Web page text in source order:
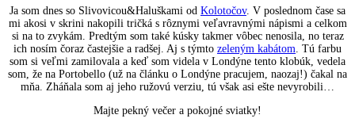
Ja som dnes so Slivovicou&Haluškami od Kolotočov. V poslednom čase sa
mi akosi v skrini nakopili tričká s rôznymi veľavravnými nápismi a celkom
si na to zvykám. Predtým som také kúsky takmer vôbec nenosila, no teraz
ich nosím čoraz častejšie a radšej. Aj s týmto zeleným kabátom. Tú farbu
som si veľmi zamilovala a keď som videla v Londýne tento klobúk, vedela
som, že na Portobello (už na článku o Londýne pracujem, naozaj!) čakal na
mňa. Zháňala som aj jeho ružovú verziu, tú však asi ešte nevyrobili…
Majte pekný večer a pokojné sviatky!